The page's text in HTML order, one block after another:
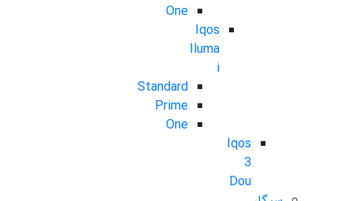
One
Iqos
Iluma
i
Standard
Prime
One
Iqos
3
Dou